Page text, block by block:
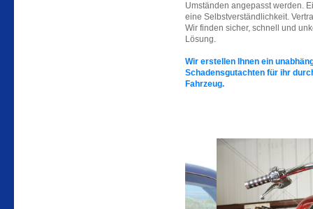
Umständen angepasst werden.
eine Selbstverständlichkeit.
Wir finden sicher, schnell und
Lösung.
Wir erstellen Ihnen ein
Schadensgutachten für ihr
Fahrzeug.